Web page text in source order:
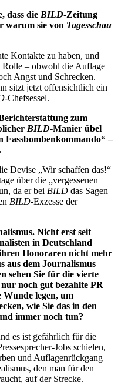
dass die BILD-Zeitung
warum sie von Tagesschau
Kontakte zu haben, und
Rolle – obwohl die Auflage
Angst und Schrecken.
sitzt jetzt offensichtlich ein
-Chefsessel.
zum
BILD-Manier übel
Fassbombenkommando“ –
Devise „Wir schaffen das!“
über die „vergessenen
da er bei BILD das Sagen
BILD-Exzesse der
Nicht erst seit
in Deutschland
Honoraren nicht mehr
aus dem Journalismus
sehen Sie für die vierte
noch gut bezahlte PR
legen, um
wie Sie das in den
immer noch tun?
es ist gefährlich für die
Jobs schielen,
und Auflagenrückgang
den man für den
auf der Strecke.